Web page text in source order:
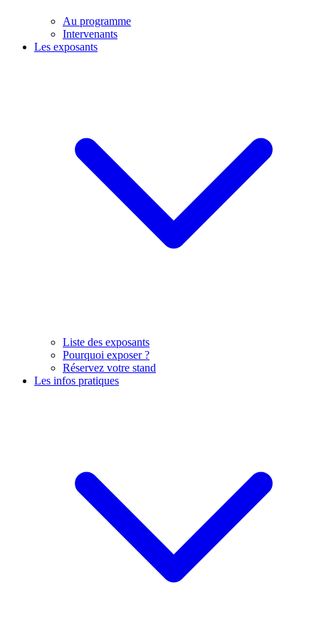
Au programme
Intervenants
Les exposants
Liste des exposants
Pourquoi exposer ?
Réservez votre stand
Les infos pratiques